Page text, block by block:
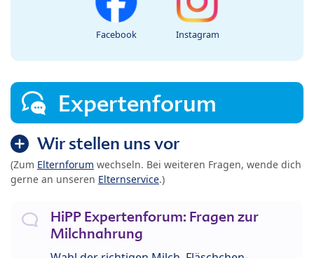
Facebook Instagram
Expertenforum
Wir stellen uns vor
(Zum Elternforum wechseln. Bei weiteren Fragen, wende dich
gerne an unseren Elternservice.)
HiPP Expertenforum: Fragen zur
Milchnahrung